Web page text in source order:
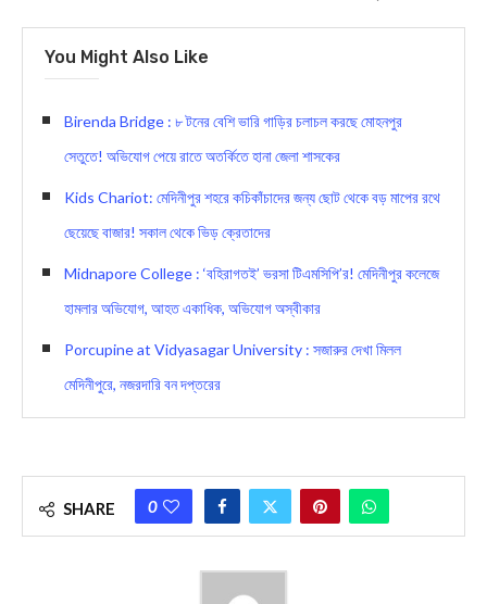
You Might Also Like
Birenda Bridge : ৮ টনের বেশি ভারি গাড়ির চলাচল করছে মোহনপুর
সেতুতে! অভিযোগ পেয়ে রাতে অতর্কিতে হানা জেলা শাসকের
Kids Chariot: মেদিনীপুর শহরে কচিকাঁচাদের জন্য ছোট থেকে বড় মাপের রথে
ছেয়েছে বাজার! সকাল থেকে ভিড় ক্রেতাদের
Midnapore College : ‘বহিরাগতই’ ভরসা টিএমসিপি’র! মেদিনীপুর কলেজে
হামলার অভিযোগ, আহত একাধিক, অভিযোগ অস্বীকার
Porcupine at Vidyasagar University : সজারুর দেখা মিলল
মেদিনীপুরে, নজরদারি বন দপ্তরের
SHARE 0